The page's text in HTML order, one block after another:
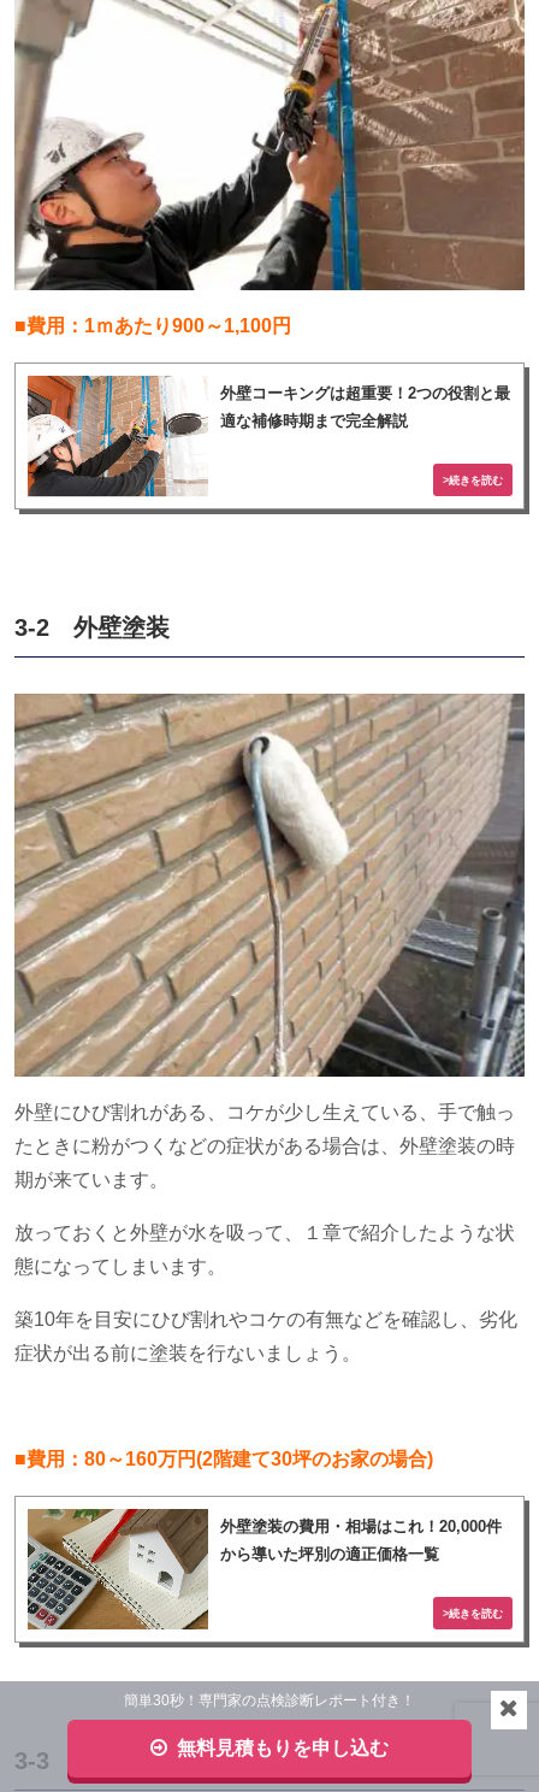
■費用：1ｍあたり900～1,100円
外壁コーキングは超重要！2つの役割と最
適な補修時期まで完全解説
3-2 外壁塗装
外壁にひび割れがある、コケが少し生えている、手で触っ
たときに粉がつくなどの症状がある場合は、外壁塗装の時
期が来ています。
放っておくと外壁が水を吸って、１章で紹介したような状
態になってしまいます。
築10年を目安にひび割れやコケの有無などを確認し、劣化
症状が出る前に塗装を行ないましょう。
■費用：80～160万円(2階建て30坪のお家の場合)
外壁塗装の費用・相場はこれ！20,000件
から導いた坪別の適正価格一覧
3-3 ベランダ防水
簡単30秒！専門家の点検診断レポート付き！
無料見積もりを申し込む